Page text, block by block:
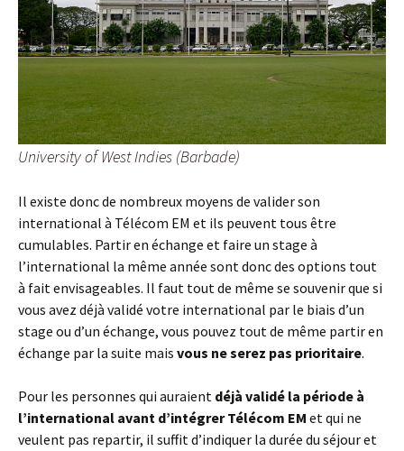
University of West Indies (Barbade)
Il existe donc de nombreux moyens de valider son
international à Télécom EM et ils peuvent tous être
cumulables. Partir en échange et faire un stage à
l’international la même année sont donc des options tout
à fait envisageables. Il faut tout de même se souvenir que si
vous avez déjà validé votre international par le biais d’un
stage ou d’un échange, vous pouvez tout de même partir en
échange par la suite mais vous ne serez pas prioritaire.
Pour les personnes qui auraient déjà validé la période à
l’international avant d’intégrer Télécom EM et qui ne
veulent pas repartir, il suffit d’indiquer la durée du séjour et